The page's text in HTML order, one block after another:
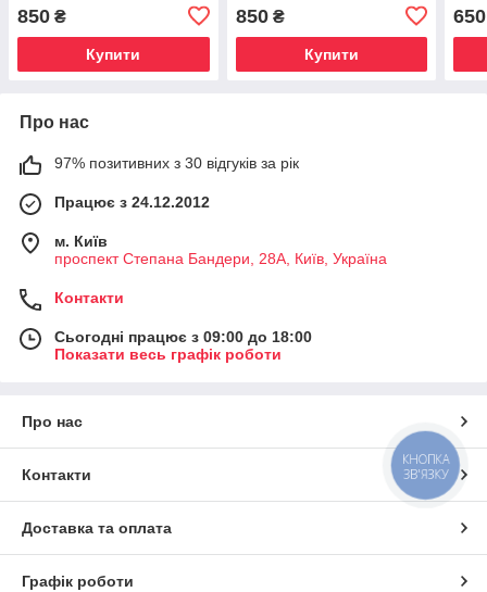
850 ₴
Купити
850₴
Купити
650
Про нас
97% позитивних з 30 відгуків за рік
Працює з 24.12.2012
м. Київ
проспект Степана Бандери, 28А, Київ, Україна
Контакти
Сьогодні працює з 09:00 до 18:00
Показати весь графік роботи
Про нас
Контакти
Доставка та оплата
Графік роботи
КНОПКА
ЗВ'ЯЗКУ